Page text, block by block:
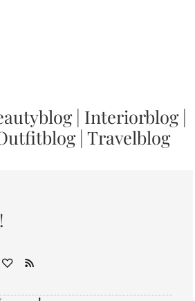
| Interiorblog|
| Travelblog